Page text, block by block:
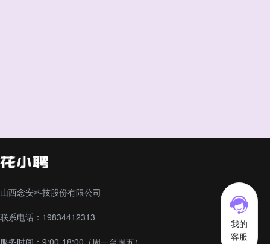
我的
客服
山西念安科技股份有限公司
联系电话：19834412313